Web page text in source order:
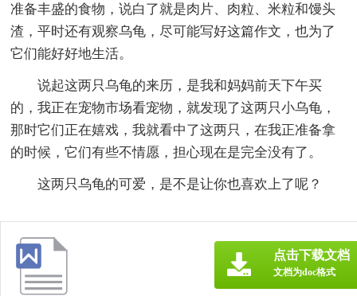
准备丰盛的食物，说白了就是肉片、肉粒、米粒和馒头
渣，平时还有观察乌龟，尽可能写好这篇作文，也为了
它们能好好地生活。
说起这两只乌龟的来历，是我和妈妈前天下午买
的，我正在宠物市场看宠物，就发现了这两只小乌龟，
那时它们正在嬉戏，我就看中了这两只，在我正准备拿
的时候，它们有些不情愿，担心现在是完全没有了。
这两只乌龟的可爱，是不是让你也喜欢上了呢？
点击下载文档
文档为doc格式